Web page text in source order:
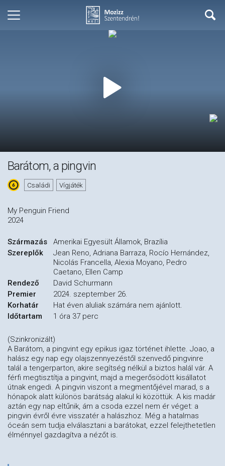
Barátom, a pingvin
Családi Vígjáték
My Penguin Friend
2024
Származás
Amerikai Egyesült Államok, Brazília
Szereplők
Jean Reno, Adriana Barraza, Rocío Hernández,
Nicolás Francella, Alexia Moyano, Pedro
Caetano, Ellen Camp
Rendező
David Schurmann
Premier
2024. szeptember 26.
Korhatár
Hat éven aluliak számára nem ajánlott.
Időtartam
1 óra 37 perc
(Szinkronizált)
A Barátom, a pingvint egy epikus igaz történet ihlette. Joao, a
halász egy nap egy olajszennyezéstől szenvedő pingvinre
talál a tengerparton, akire segítség nélkül a biztos halál vár. A
férfi megtisztítja a pingvint, majd a megerősödött kisállatot
útnak engedi. A pingvin viszont a megmentőjével marad, s a
hónapok alatt különös barátság alakul ki közöttük. A kis madár
aztán egy nap eltűnik, ám a csoda ezzel nem ér véget: a
pingvin évről évre visszatér a halászhoz. Még a hatalmas
óceán sem tudja elválasztani a barátokat, ezzel felejthetetlen
élménnyel gazdagítva a nézőt is.